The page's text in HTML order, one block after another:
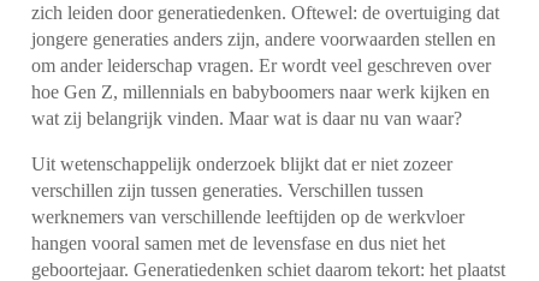
zich leiden door generatiedenken. Oftewel: de overtuiging dat
jongere generaties anders zijn, andere voorwaarden stellen en
om ander leiderschap vragen. Er wordt veel geschreven over
hoe Gen Z, millennials en babyboomers naar werk kijken en
wat zij belangrijk vinden. Maar wat is daar nu van waar?
Uit wetenschappelijk onderzoek blijkt dat er niet zozeer
verschillen zijn tussen generaties. Verschillen tussen
werknemers van verschillende leeftijden op de werkvloer
hangen vooral samen met de levensfase en dus niet het
geboortejaar. Generatiedenken schiet daarom tekort: het plaatst